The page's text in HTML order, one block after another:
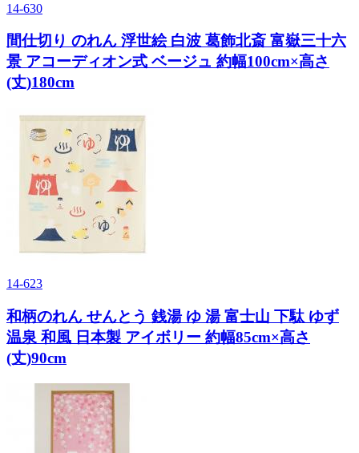
14-630
間仕切り のれん 浮世絵 白波 葛飾北斎 富嶽三十六
景 アコーディオン式 ベージュ 約幅100cm×高さ
(丈)180cm
14-623
和柄のれん せんとう 銭湯 ゆ 湯 富士山 下駄 ゆず
温泉 和風 日本製 アイボリー 約幅85cm×高さ
(丈)90cm